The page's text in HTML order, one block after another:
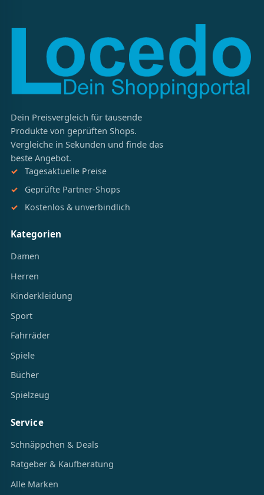
Dein Preisvergleich für tausende
Produkte von geprüften Shops.
Vergleiche in Sekunden und finde das
beste Angebot.
Tagesaktuelle Preise
Geprüfte Partner-Shops
Kostenlos & unverbindlich
Kategorien
Damen
Herren
Kinderkleidung
Sport
Fahrräder
Spiele
Bücher
Spielzeug
Service
Schnäppchen & Deals
Ratgeber & Kaufberatung
Alle Marken